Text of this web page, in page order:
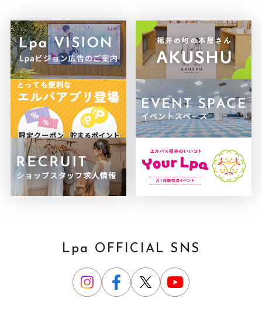
Lpa OFFICIAL SNS